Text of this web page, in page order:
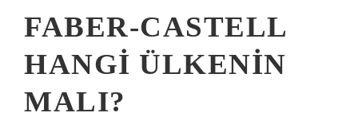
FABER-CASTELL
HANGI ÜLKENIN
MALI?